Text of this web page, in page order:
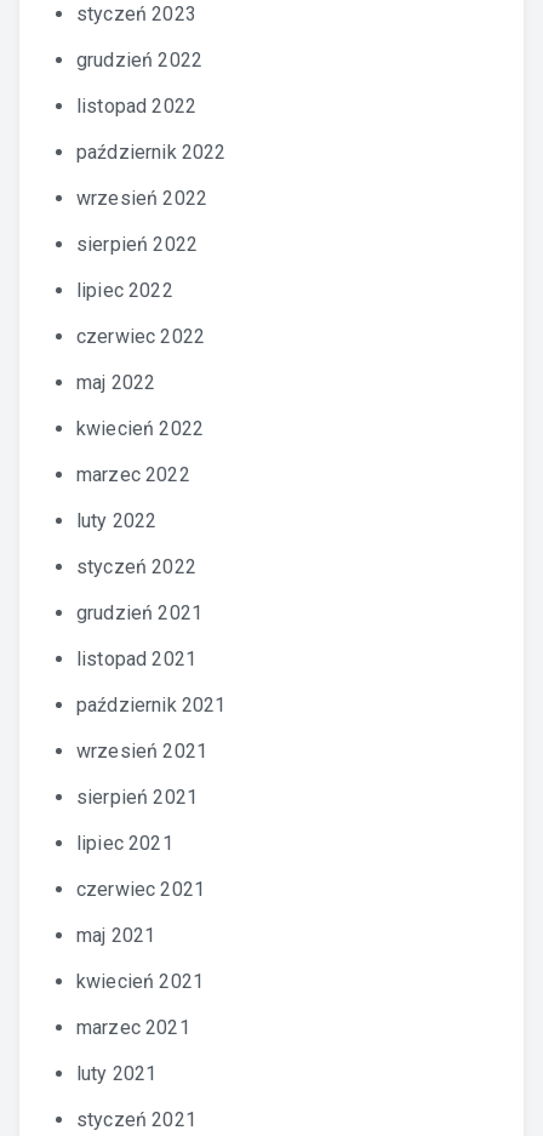
styczeń 2023
grudzień 2022
listopad 2022
październik 2022
wrzesień 2022
sierpień 2022
lipiec 2022
czerwiec 2022
maj 2022
kwiecień 2022
marzec 2022
luty 2022
styczeń 2022
grudzień 2021
listopad 2021
październik 2021
wrzesień 2021
sierpień 2021
lipiec 2021
czerwiec 2021
maj 2021
kwiecień 2021
marzec 2021
luty 2021
styczeń 2021